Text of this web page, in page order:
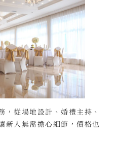
，從場地設計、婚禮主持、
新人無需擔心細節，價格也